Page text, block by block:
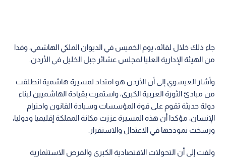
جاء ذلك خلال لقائه، يوم الخميس في الديوان الملكي الهاشمي، وفدا
من الهيئة الإدارية العليا لمجلس عشائر جبل الخليل في الأردن.
وأشار العيسوي إلى أن الأردن هو امتداد لمسيرة هاشمية انطلقت
من مبادئ الثورة العربية الكبرى، واستمرت بقيادة الهاشميين لبناء
دولة حديثة تقوم على قوة المؤسسات وسيادة القانون واحترام
الإنسان، مؤكدا أن هذه المسيرة عززت مكانة المملكة إقليميا ودوليا،
ورسخت نموذجها في الاعتدال والاستقرار.
ولفت إلى أن التحولات الاقتصادية الكبرى والفرص الاستثمارية